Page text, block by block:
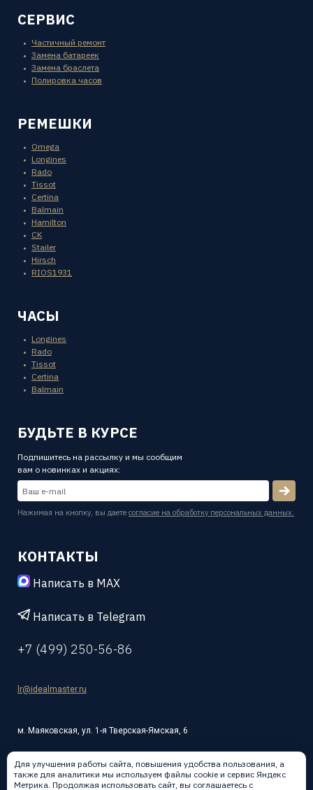
СЕРВИС
Частичный ремонт
Замена батареек
Замена браслета
Полировка часов
РЕМЕШКИ
Omega
Longines
Rado
Tissot
Certina
Balmain
Hamilton
CK
Stailer
Hirsch
RIOS1931
ЧАСЫ
Longines
Rado
Tissot
Certina
Balmain
БУДЬТЕ В КУРСЕ
Подпишитесь на рассылку и мы сообщим
вам о новинках и акциях:
Нажимая на кнопку, вы даете согласие на обработку персональных данных.
КОНТАКТЫ
Написать в MAX
Написать в Telegram
+7 (499) 250-56-86
lr@idealmaster.ru
м. Маяковская, ул. 1-я Тверская-Ямская, 6
Для улучшения работы сайта, повышения удобства пользования, а
также для аналитики мы используем файлы cookie и сервис Яндекс
Метрика. Продолжая использовать сайт, вы соглашаетесь с